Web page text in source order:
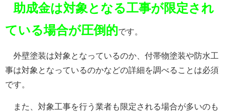
助成金は対象となる工事が限定され
ている場合が圧倒的です。
外壁塗装は対象となっているのか、付帯物塗装や防水工
事は対象となっているのかなどの詳細を調べることは必須
です。
また、対象工事を行う業者も限定される場合が多いのも